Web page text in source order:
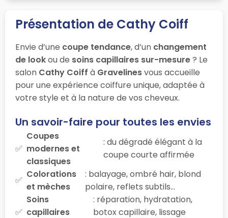
Présentation de Cathy Coiff
Envie d’une coupe tendance, d’un changement
de lookou de soins capillaires sur-mesure? Le
salon Cathy Coiff à Gravelinesvous accueille
pour une expérience coiffure unique, adaptée à
votre style et à la nature de vos cheveux.
Un savoir-faire pour toutes les envies
Coupes
modernes et
classiques
: du dégradé élégant à la
coupe courte affirmée
Colorations
et mèches
: balayage, ombré hair, blond
polaire, reflets subtils…
Soins
capillaires
: réparation, hydratation,
botox capillaire, lissage